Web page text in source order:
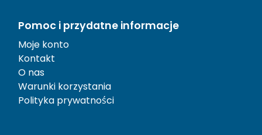
Pomoc i przydatne informacje
Moje konto
Kontakt
O nas
Warunki korzystania
Polityka prywatności